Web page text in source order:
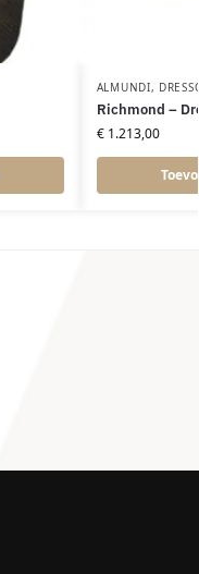
ALMUNDI,
Richmond –
€1.213,00